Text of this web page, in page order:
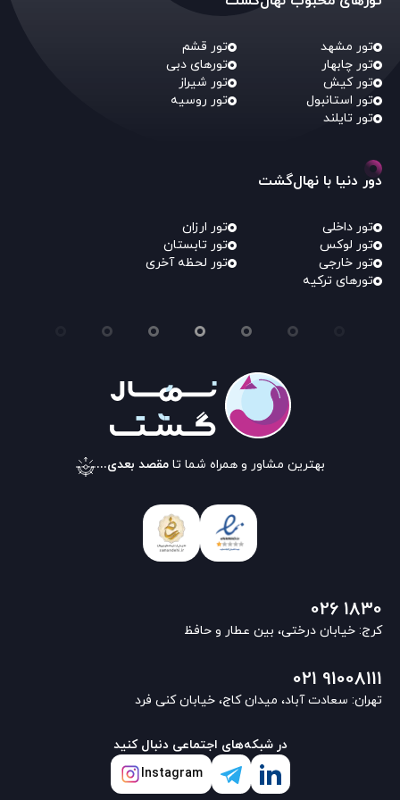
تور مشهد
تور قشم
تور چابهار
تورهای دبی
تور کیش
تور شیراز
تور استانبول
تور روسیه
تور تایلند
دور دنیا با نهال‌گشت
تور داخلی
تور ارزان
تور لوکس
تور تابستان
تور خارجی
تور لحظه آخری
تورهای ترکیه
بهترین مشاور و همراه شما تا مقصد بعدی...
026 1830
کرج: خیابان درختی، بین عطار و حافظ
021 91008111
تهران: سعادت آباد، میدان کاج، خیابان کنی فرد
در شبکه‌های اجتماعی دنبال کنید
Instagram